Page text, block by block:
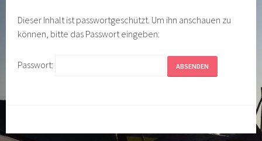
Dieser Inhalt ist passwortgeschützt. Um ihn anschauen zu
können, bitte das Passwort eingeben:
Passwort: